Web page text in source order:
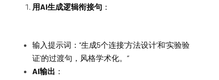
用AI生成逻辑衔接句 ：
输入提示词：“生成5个连接‘方法设计’和‘实验验
证’的过渡句，风格学术化。”
AI输出 ：